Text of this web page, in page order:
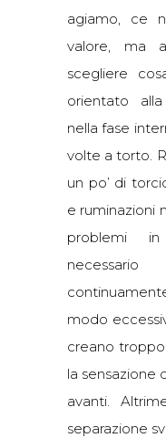
agiamo, ce
valore, ma
scegliere
orientato
nella fase
volte a torto.
un po’ di
e ruminazioni
problemi
modo
creano troppo
la sensazione
avanti.
separazione